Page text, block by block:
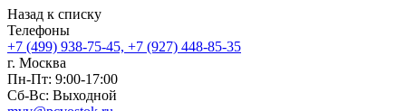
Назад к списку
Телефоны
+7 (499) 938-75-45, +7 (927) 448-85-35
г. Москва
Пн-Пт: 9:00-17:00
Сб-Вс: Выходной